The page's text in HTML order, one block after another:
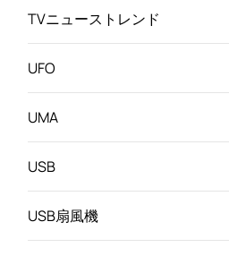
TVニューストレンド
UFO
UMA
USB
USB扇風機